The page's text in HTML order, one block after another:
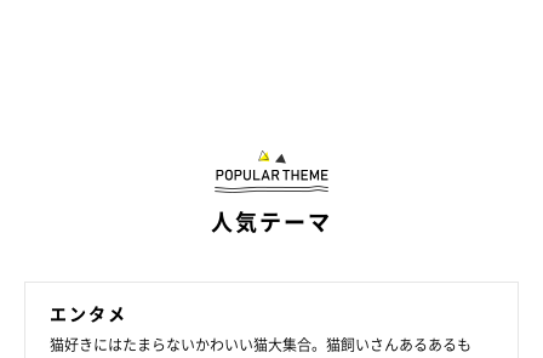
人気テーマ
エンタメ
猫好きにはたまらないかわいい猫大集合。猫飼いさんあるあるも